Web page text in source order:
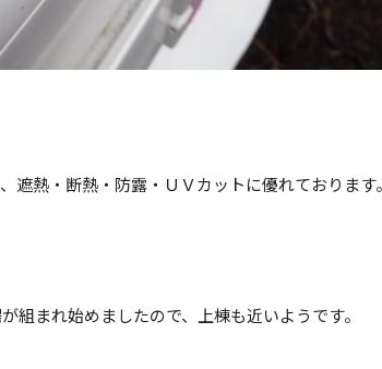
遮熱・断熱・防露・ＵＶカットに優れております
組まれ始めましたので、上棟も近いようです。